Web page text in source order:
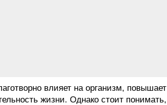
влияет на организм, повышает
жизни. Однако стоит понимать,